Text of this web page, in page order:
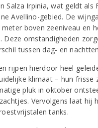
Salza Irpinia, wat geldt
Avellino-gebied. De
boven zeeniveau en
Deze omstandigheden
tussen dag- en
rijpen hierdoor heel
klimaat – hun frisse
pluk in oktober
Vervolgens laat hij
tanks.